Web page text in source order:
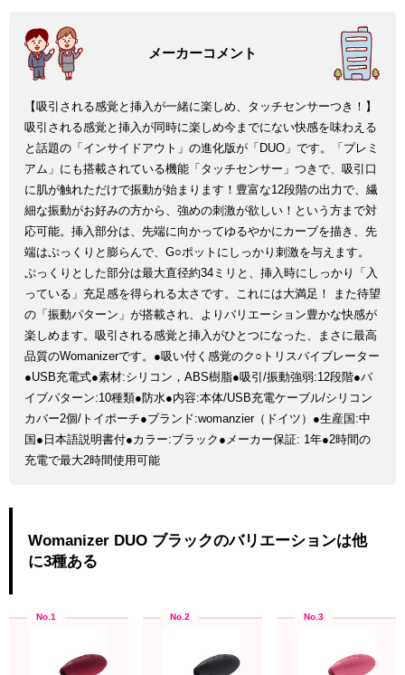
【吸引される感覚と挿入が一緒に楽しめ、タッチセンサーつき！】
吸引される感覚と挿入が同時に楽しめ今までにない快感を味わえる
と話題の「インサイドアウト」の進化版が「DUO」です。「プレミ
アム」にも搭載されている機能「タッチセンサー」つきで、吸引口
に肌が触れただけで振動が始まります！豊富な12段階の出力で、繊
細な振動がお好みの方から、強めの刺激が欲しい！という方まで対
応可能。挿入部分は、先端に向かってゆるやかにカーブを描き、先
端はぷっくりと膨らんで、G○ポットにしっかり刺激を与えます。
ぷっくりとした部分は最大直径約34ミリと、挿入時にしっかり「入
っている」充足感を得られる太さです。これには大満足！ また待望
の「振動パターン」が搭載され、よりバリエーション豊かな快感が
楽しめます。吸引される感覚と挿入がひとつになった、まさに最高
品質のWomanizerです。●吸い付く感覚のク○トリスバイブレーター
●USB充電式●素材:シリコン，ABS樹脂●吸引/振動強弱:12段階●バ
イブパターン:10種類●防水●内容:本体/USB充電ケーブル/シリコン
カバー2個/トイポーチ●ブランド:womanzier（ドイツ）●生産国:中
国●日本語説明書付●カラー:ブラック●メーカー保証: 1年●2時間の
充電で最大2時間使用可能
Womanizer DUO ブラックのバリエーションは他
に3種ある